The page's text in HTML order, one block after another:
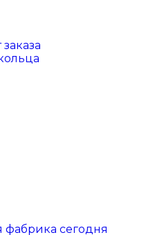
сегодня